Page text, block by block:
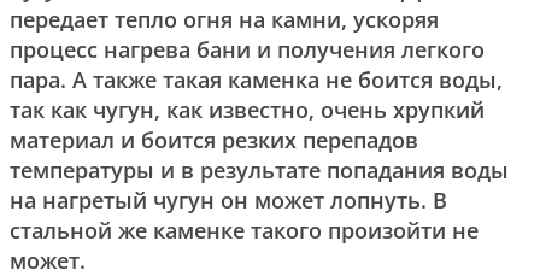
передает тепло огня на камни, ускоряя
процесс нагрева бани и получения легкого
пара. А также такая каменка не боится воды,
так как чугун, как известно, очень хрупкий
материал и боится резких перепадов
температуры и в результате попадания воды
на нагретый чугун он может лопнуть. В
стальной же каменке такого произойти не
может.